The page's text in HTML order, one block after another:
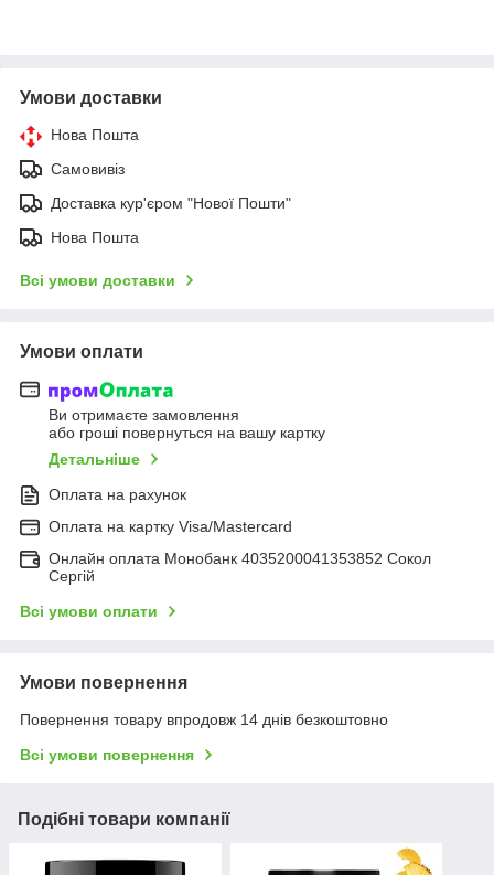
Умови доставки
Нова Пошта
Самовивіз
Доставка кур'єром "Нової Пошти"
Нова Пошта
Всі умови доставки
Умови оплати
Ви отримаєте замовлення
або гроші повернуться на вашу картку
Детальніше
Оплата на рахунок
Оплата на картку Visa/Mastercard
Онлайн оплата Монобанк 4035200041353852 Сокол
Сергій
Всі умови оплати
Умови повернення
Повернення товару впродовж 14 днів безкоштовно
Всі умови повернення
Подібні товари компанії